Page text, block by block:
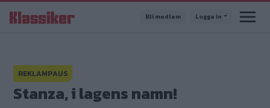
till
Bli medlem Logga in
REKLAMPAUS
Stanza, i lagens namn!